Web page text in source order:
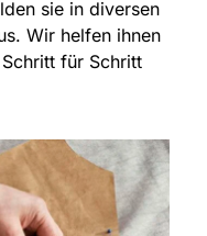
sie in diversen
Wir helfen ihnen
für Schritt